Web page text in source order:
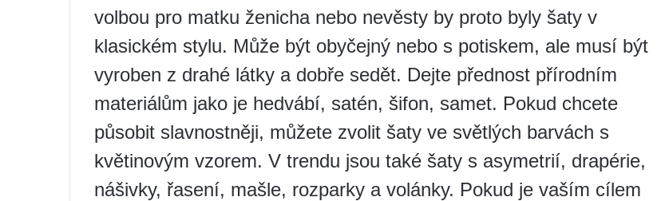
volbou pro matku ženicha nebo nevěsty by proto byly šaty v
klasickém stylu. Může být obyčejný nebo s potiskem, ale musí být
vyroben z drahé látky a dobře sedět. Dejte přednost přírodním
materiálům jako je hedvábí, satén, šifon, samet. Pokud chcete
působit slavnostněji, můžete zvolit šaty ve světlých barvách s
květinovým vzorem. V trendu jsou také šaty s asymetrií, drapérie,
nášivky, řasení, mašle, rozparky a volánky. Pokud je vaším cílem